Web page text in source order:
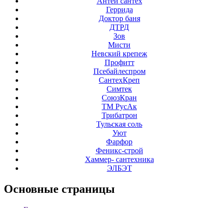
Геррида
Доктор баня
ДТРД
Зов
Мисти
Невский крепеж
Профитт
Псебайлеспром
СантехКреп
Симтек
СоюзКран
ТМ РусАк
Трибатрон
Тульская соль
Уют
Фарфор
Феникс-строй
Хаммер- сантехника
ЭЛБЭТ
Основные страницы